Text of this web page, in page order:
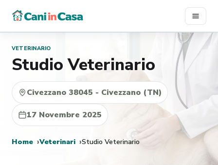
contenuto
VETERINARIO
Studio Veterinario
Civezzano 38045 - Civezzano (TN)
17 Novembre 2025
Home Veterinari Studio Veterinario